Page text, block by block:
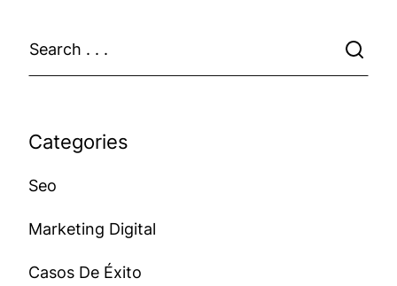
Categories
Seo
Marketing Digital
Casos De Éxito